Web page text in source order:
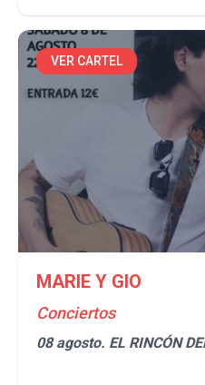
VER CARTEL
MARIE Y GIO
Conciertos
08 agosto. EL RINCÓN